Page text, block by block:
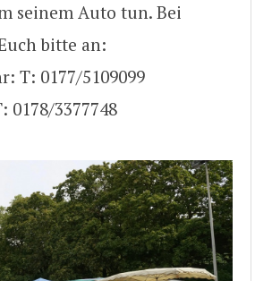
seinem Auto tun. Bei
bitte an:
T: 0177/5109099
0178/3377748